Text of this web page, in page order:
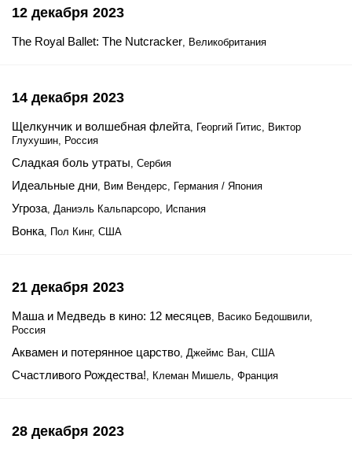
12 декабря 2023
The Royal Ballet: The Nutcracker, Великобритания
14 декабря 2023
Щелкунчик и волшебная флейта, Георгий Гитис, Виктор
Глухушин, Россия
Сладкая боль утраты, Сербия
Идеальные дни, Вим Вендерс, Германия / Япония
Угроза, Даниэль Кальпарсоро, Испания
Вонка, Пол Кинг, США
21 декабря 2023
Маша и Медведь в кино: 12 месяцев, Васико Бедошвили,
Россия
Аквамен и потерянное царство, Джеймс Ван, США
Счастливого Рождества!, Клеман Мишель, Франция
28 декабря 2023